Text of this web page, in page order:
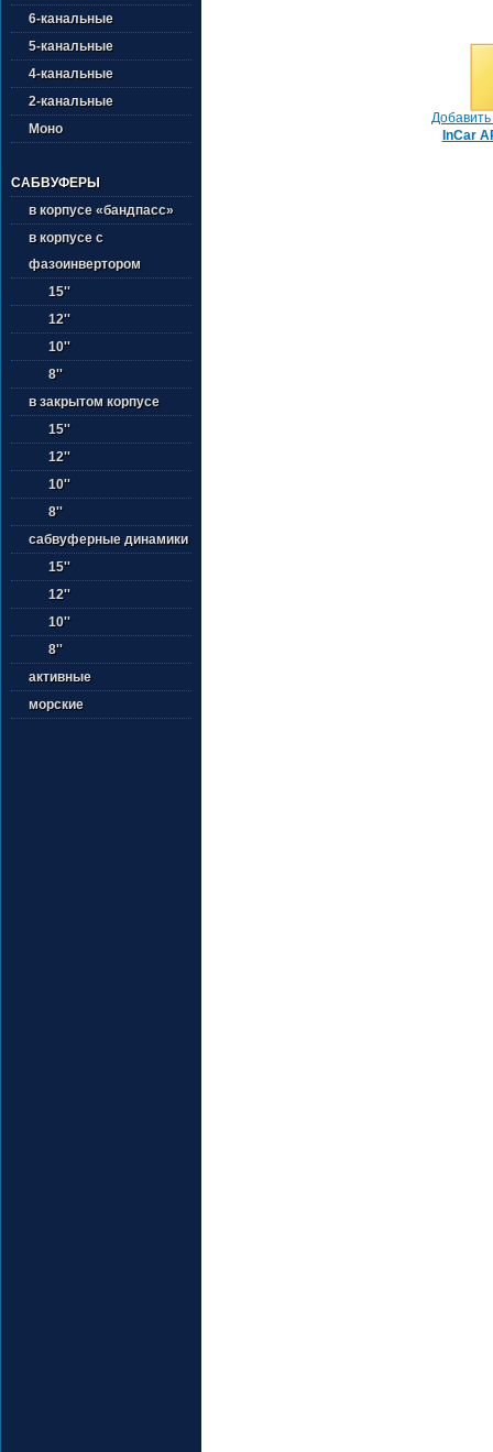
6-канальные
5-канальные
4-канальные
2-канальные
Моно
САБВУФЕРЫ
в корпусе «бандпасс»
в корпусе с
фазоинвертором
15''
12''
10''
8''
в закрытом корпусе
15''
12''
10''
8''
сабвуферные динамики
15''
12''
10''
8''
активные
морские
InCar